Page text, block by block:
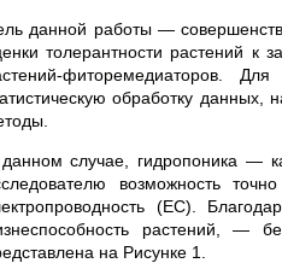
данной работы —
толерантности растений к
фиторемедиаторов.
обработку
случае, гидропоника —
возможность
(EC).
растений, —
на Рисунке 1.